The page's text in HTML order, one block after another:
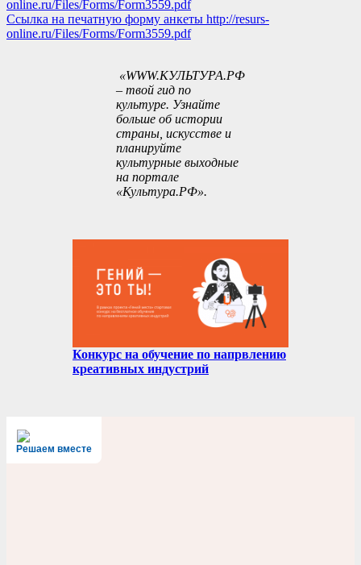
Ссылка на печатную форму анкеты http://resurs-
online.ru/Files/Forms/Form3559.pdf
«WWW.КУЛЬТУРА.РФ
– твой гид по
культуре. Узнайте
больше об истории
страны, искусстве и
планируйте
культурные выходные
на портале
«Культура.РФ».
Конкурс на обучение по напрвлению
креативных индустрий
Решаем вместе